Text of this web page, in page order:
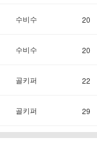
수비수 20
수비수 20
골키퍼 22
골키퍼 29